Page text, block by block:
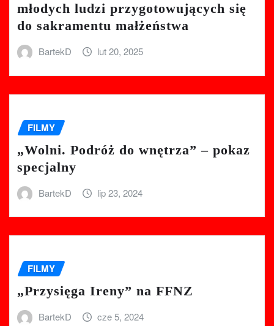
młodych ludzi przygotowujących się
do sakramentu małżeństwa
BartekD lut 20, 2025
FILMY
„Wolni. Podróż do wnętrza” – pokaz
specjalny
BartekD lip 23, 2024
FILMY
„Przysięga Ireny” na FFNZ
BartekD cze 5, 2024